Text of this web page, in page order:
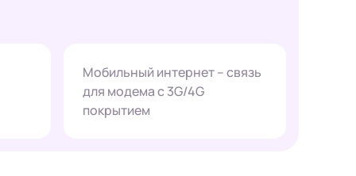
Мобильный интернет – связь
для модема с 3G/4G
покрытием